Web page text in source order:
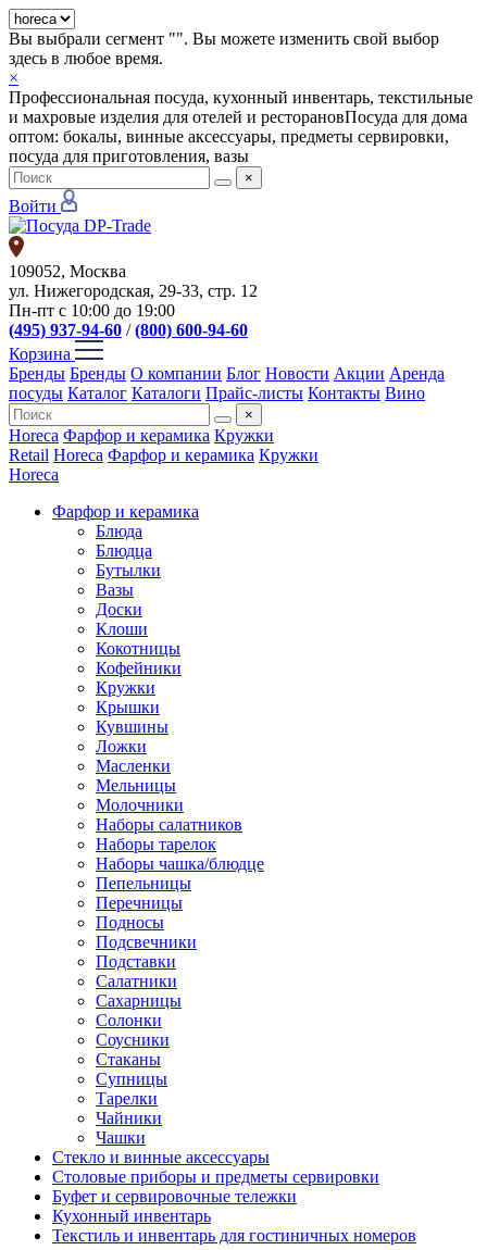
Вы выбрали сегмент "". Вы можете изменить свой выбор
здесь в любое время.
×
Профессиональная посуда, кухонный инвентарь, текстильные
и махровые изделия для отелей и ресторановПосуда для дома
оптом: бокалы, винные аксессуары, предметы сервировки,
посуда для приготовления, вазы
×
Войти
109052, Москва
ул. Нижегородская, 29-33, стр. 12
Пн-пт с 10:00 до 19:00
(495) 937-94-60 /(800) 600-94-60
Корзина
Бренды Бренды О компании Блог Новости Акции Аренда
посуды Каталог Каталоги Прайс-листы Контакты Вино
×
Horeca Фарфор и керамика Кружки
Retail Horeca Фарфор и керамика Кружки
Horeca
Фарфор и керамика
Блюда
Блюдца
Бутылки
Вазы
Доски
Клоши
Кокотницы
Кофейники
Кружки
Крышки
Кувшины
Ложки
Масленки
Мельницы
Молочники
Наборы салатников
Наборы тарелок
Наборы чашка/блюдце
Пепельницы
Перечницы
Подносы
Подсвечники
Подставки
Салатники
Сахарницы
Солонки
Соусники
Стаканы
Супницы
Тарелки
Чайники
Чашки
Стекло и винные аксессуары
Столовые приборы и предметы сервировки
Буфет и сервировочные тележки
Кухонный инвентарь
Текстиль и инвентарь для гостиничных номеров